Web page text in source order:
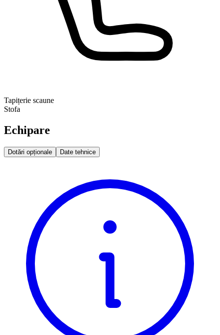
Tapițerie scaune
Stofa
Echipare
Dotări opționale Date tehnice